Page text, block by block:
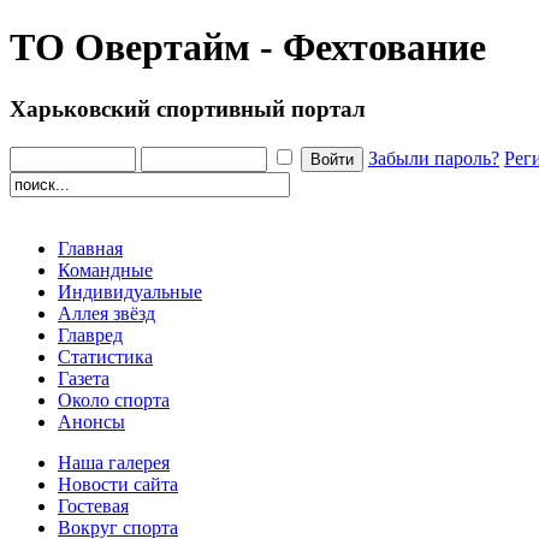
ТО Овертайм - Фехтование
Харьковский спортивный портал
Забыли пароль?
Главная
Командные
Индивидуальные
Аллея звёзд
Главред
Статистика
Газета
Около спорта
Анонсы
Наша галерея
Новости сайта
Гостевая
Вокруг спорта